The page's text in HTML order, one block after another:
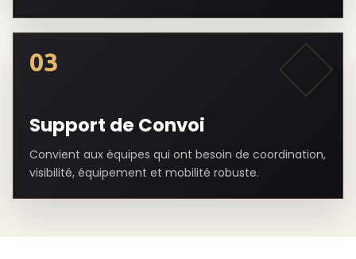
03
Support de Convoi
Convient aux équipes qui ont besoin de coordination,
visibilité, équipement et mobilité robuste.